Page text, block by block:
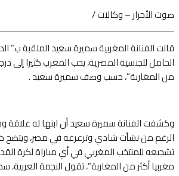
صوت الأحرار – وكالات /
قالت الفنانة المغربية سميرة سعيد الملقبة ب”
الحامل للجنسيةالمصرية، يحب المغرب كثيرا إلى
من المغاربة”، حسب وصف سميرة سعيد .
وكشفت الفنانة سميرة سعيد أن ابنها له علاقة
الرغم من نشأت شادي وترعرعه في مصر، ويتضح
تشجيعه للمنتخب المغربي في أي مباراة لكرة
مغربيا أكثر من المغاربة”، تقول النجمة